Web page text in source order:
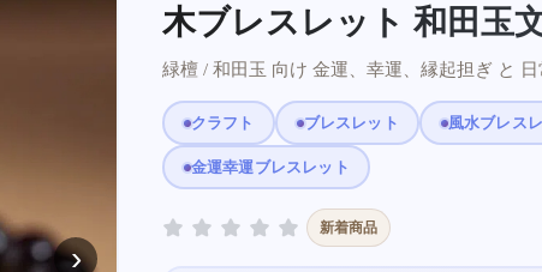
静けさと明晰さ
集中と静けさのための素材
愛と調
やさし
赤い紐
祝福とつながりのシンプルな象徴
風水シ
伝統の
繁栄の願いに
仕事、お金、前進への祝福
心に残
贈り物
›
木ブレスレット 和田玉
ズ・レディース兼用 カ
緑檀 / 和田玉 向け 金運、幸運、縁起担ぎ と 日
クラフト ブレスレット 風水ブレス
金運幸運ブレスレット
新着商品